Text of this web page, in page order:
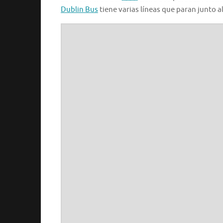
Dublin Bus tiene varias líneas que paran junto